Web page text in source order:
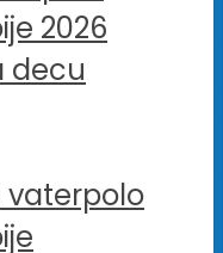
decu